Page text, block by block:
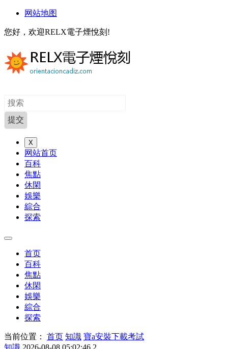
网站地图
您好，欢迎RELX電子煙悅刻!
X
网站首页
百科
焦點
休閑
娛樂
綜合
探索
首页
百科
焦點
休閑
娛樂
綜合
探索
当前位置： 首页 知識 寶a安裝下載考試
知識 2026-08-08 05:02:46 2